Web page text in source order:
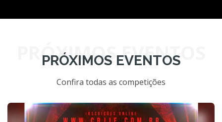
PRÓXIMOS EVENTOS
PRÓXIMOS EVENTOS
Confira todas as competições